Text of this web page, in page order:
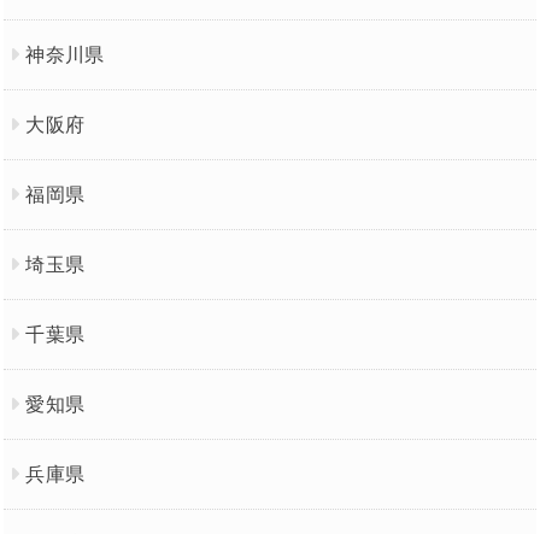
神奈川県
大阪府
福岡県
埼玉県
千葉県
愛知県
兵庫県